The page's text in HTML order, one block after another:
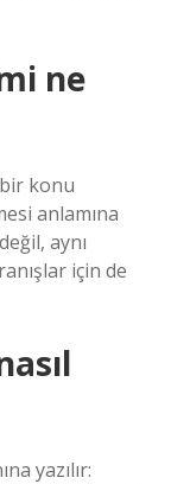
ne
bir konu
anlamına
aynı
için de
yazılır: